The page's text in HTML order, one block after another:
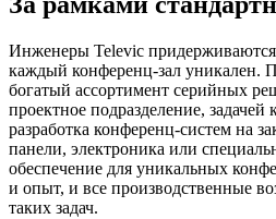
Инженеры Televic придерживаются
каждый конференц-зал уникален.
богатый ассортимент серийных
проектное подразделение, задачей
разработка конференц-систем на
панели, электроника или
обеспечение для уникальных
и опыт, и все производственные
таких задач.